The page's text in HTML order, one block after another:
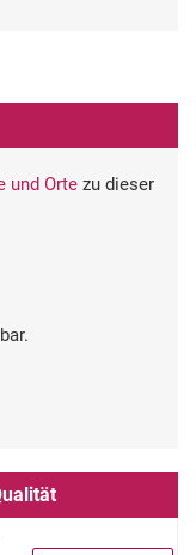
und Orte zu dieser